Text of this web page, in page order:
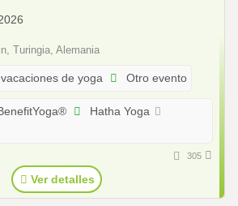
Turingia, Alemania
vacaciones de yoga Otro evento
Hatha Yoga
305
Ver detalles